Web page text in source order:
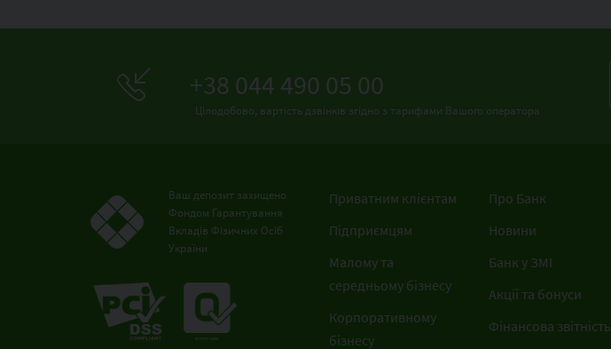
+38 044 490 05 00
Цілодобово, вартість дзвінків згідно з тарифами Вашого оператора
Ваш депозит захищено
Фондом Гарантування
Вкладів Фізичних Осіб
України
Приватним клієнтам
Підприємцям
Малому та
середньому бізнесу
Корпоративному
бізнесу
Про Банк
Новини
Банк у ЗМІ
Акції та бонуси
Фінансова звітність